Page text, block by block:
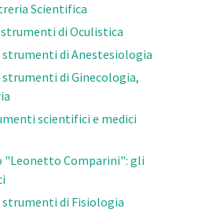
Scientifica
di Oculistica
strumenti di Anestesiologia
di Ginecologia,
scientifici e medici
"Leonetto Comparini": gli
strumenti di Fisiologia